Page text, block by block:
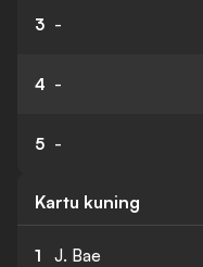
3 -
4 -
5 -
Kartu kuning
1 J. Bae